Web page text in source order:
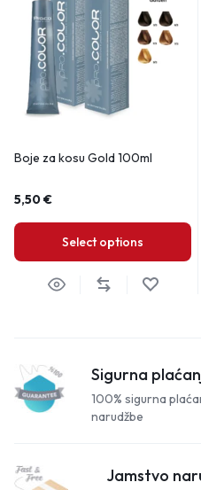
Boje za kosu Gold 100ml
5,50€
Select options
Sigurna
100% sigurna
narudžbe
Jamstvo